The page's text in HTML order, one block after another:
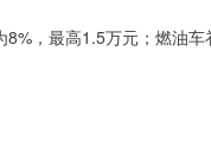
，最高1.5万元；燃油车